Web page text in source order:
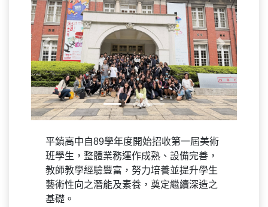
Previous Next
平鎮高中自89學年度開始招收第一屆美術
班學生，整體業務運作成熟、設備完善，
教師教學經驗豐富，努力培養並提升學生
藝術性向之潛能及素養，奠定繼續深造之
基礎。